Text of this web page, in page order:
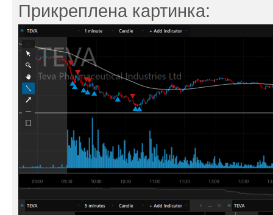
Прикреплена картинка: